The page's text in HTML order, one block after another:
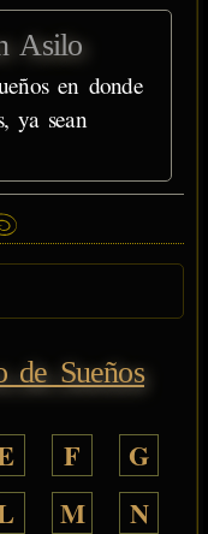
Asilo
en donde
ya sean
de Sueños
F
G
M
N